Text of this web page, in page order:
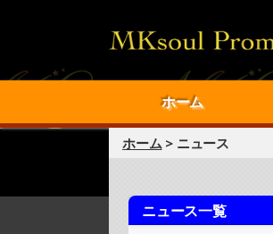
ホーム
ホーム> ニュース
ニュース一覧